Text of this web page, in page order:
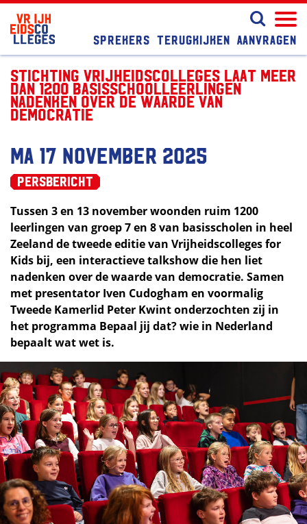
Sprekers Terugkijken Aanvragen
Stichting Vrijheidscolleges laat meer
dan 1200 basisschoolleerlingen
nadenken over de waarde van
democratie
ma 17 november 2025
Persbericht
Tussen 3 en 13 november woonden ruim 1200
leerlingen van groep 7 en 8 van basisscholen in heel
Zeeland de tweede editie van Vrijheidscolleges for
Kids bij, een interactieve talkshow die hen liet
nadenken over de waarde van democratie. Samen
met presentator Iven Cudogham en voormalig
Tweede Kamerlid Peter Kwint onderzochten zij in
het programma Bepaal jij dat? wie in Nederland
bepaalt wat wet is.